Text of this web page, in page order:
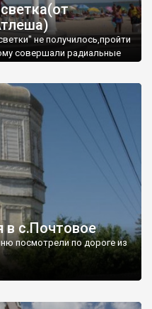
не получилось,пройти
совершали радиальные
в с.Почтовое
посмотрели по дороге из